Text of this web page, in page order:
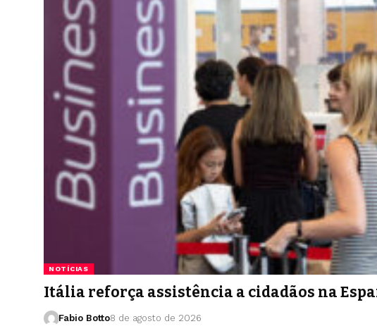
NOTÍCIAS
Itália reforça assistência a cidadãos na
Fabio Botto8 de agosto de 2026